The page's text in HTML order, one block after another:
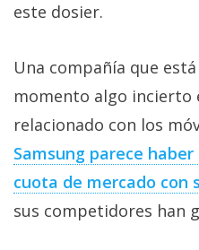
Sorteos
Foros
Contacto
/
Sobre
nosotros
/
este dosier.
Una compañía que
momento algo incierto
relacionado con los
Samsung parece
cuota de mercado con
sus competidores han